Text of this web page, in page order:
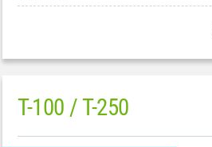
T-100 / T-250